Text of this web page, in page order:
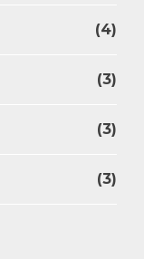
(4)
(3)
(3)
(3)